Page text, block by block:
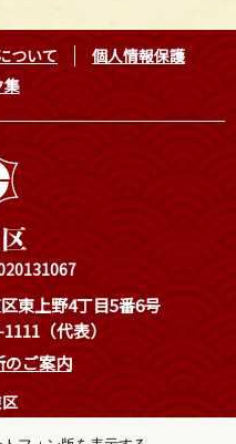
ついて
個人情報保護
集
東上野4丁目5番6号
（代表）
のご案内